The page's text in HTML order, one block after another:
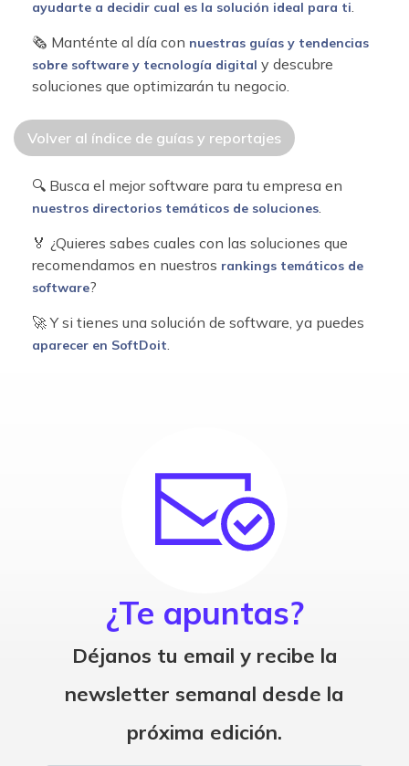
ayudarte a decidir cual es la solución ideal para ti.
🗞 Manténte al día con nuestras guías y tendencias
sobre software y tecnología digital y descubre
soluciones que optimizarán tu negocio.
Volver al índice de guías y reportajes
🔍 Busca el mejor software para tu empresa en
nuestros directorios temáticos de soluciones.
🏅 ¿Quieres sabes cuales con las soluciones que
recomendamos en nuestros rankings temáticos de
software?
🚀 Y si tienes una solución de software, ya puedes
aparecer en SoftDoit.
¿Te apuntas?
Déjanos tu email y recibe la
newsletter semanal desde la
próxima edición.